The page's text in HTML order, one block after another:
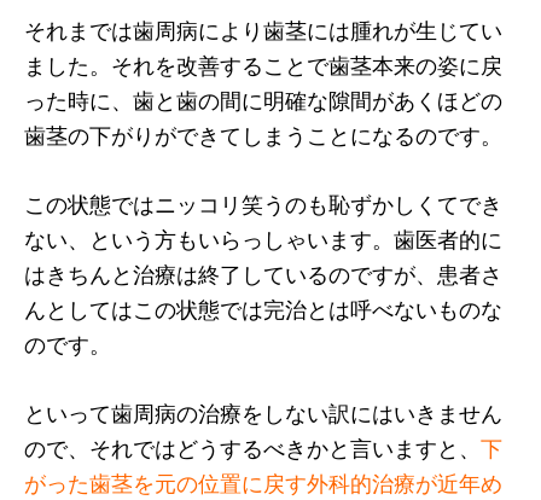
それまでは歯周病により歯茎には腫れが生じてい
ました。それを改善することで歯茎本来の姿に戻
った時に、歯と歯の間に明確な隙間があくほどの
歯茎の下がりができてしまうことになるのです。
この状態ではニッコリ笑うのも恥ずかしくてでき
ない、という方もいらっしゃいます。歯医者的に
はきちんと治療は終了しているのですが、患者さ
んとしてはこの状態では完治とは呼べないものな
のです。
といって歯周病の治療をしない訳にはいきません
ので、それではどうするべきかと言いますと、 下
がった歯茎を元の位置に戻す外科的治療が近年め